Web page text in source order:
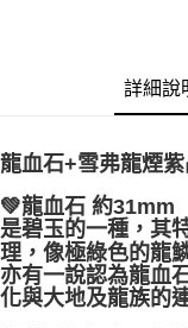
運送方式
全家取貨付款
每筆NT$80，滿
7-11取貨付款
詳細說
龍血石+雪弗龍煙
💚龍血石 約31mm
是碧玉的一種，其
理，像極綠色的龍
亦有一說認為龍血
化與大地及龍族的